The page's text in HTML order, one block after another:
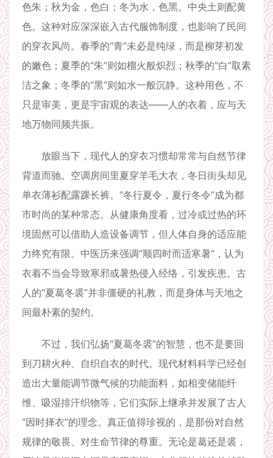
色朱；秋为金，色白；冬为水，色黑。中央土则配黄
色。这种对应深深嵌入古代服饰制度，也影响了民间
的穿衣风尚。春季的“青”未必是纯绿，而是柳芽初发
的嫩色；夏季的“朱”则如榴火般炽烈；秋季的“白”取素
洁之象；冬季的“黑”则如水一般沉静。这种用色，不
只是审美，更是宇宙观的表达——人的衣着，应与天
地万物同频共振。
放眼当下，现代人的穿衣习惯却常常与自然节律
背道而驰。空调房间里夏穿羊毛大衣，冬日街头却见
单衣薄衫配露踝长裤。“冬行夏令，夏行冬令”成为都
市时尚的某种常态。从健康角度看，过冷或过热的环
境固然可以借助人造设备调节，但人体自身的适应能
力终究有限。中医历来强调“顺四时而适寒暑”，认为
衣着不当会导致寒邪或暑热侵入经络，引发疾患。古
人的“夏葛冬裘”并非僵硬的礼教，而是身体与天地之
间最朴素的契约。
不过，我们弘扬“夏葛冬裘”的智慧，也不是要回
到刀耕火种、自织自衣的时代。现代材料科学已经创
造出大量能调节微气候的功能面料，如相变储能纤
维、吸湿排汗织物等，它们实际上继承并发展了古人
“因时择衣”的理念。真正值得珍视的，是那份对自然
规律的敬畏、对生命节律的尊重。无论是葛还是裘，